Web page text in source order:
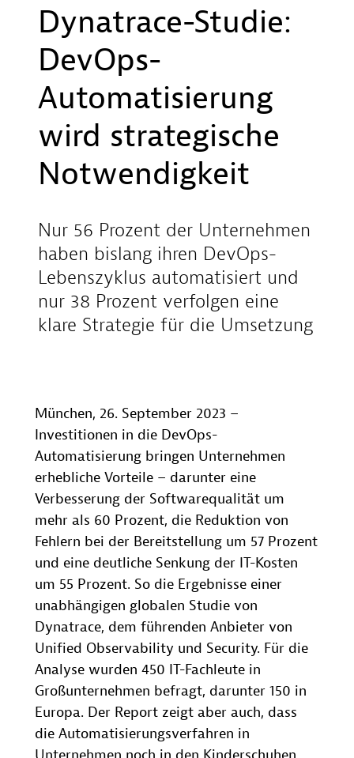
Dynatrace-Studie:
DevOps-
Automatisierung
wird strategische
Notwendigkeit
Nur 56 Prozent der Unternehmen
haben bislang ihren DevOps-
Lebenszyklus automatisiert und
nur 38 Prozent verfolgen eine
klare Strategie für die Umsetzung
München, 26. September 2023 –
Investitionen in die DevOps-
Automatisierung bringen Unternehmen
erhebliche Vorteile – darunter eine
Verbesserung der Softwarequalität um
mehr als 60 Prozent, die Reduktion von
Fehlern bei der Bereitstellung um 57 Prozent
und eine deutliche Senkung der IT-Kosten
um 55 Prozent. So die Ergebnisse einer
unabhängigen globalen Studie von
Dynatrace, dem führenden Anbieter von
Unified Observability und Security. Für die
Analyse wurden 450 IT-Fachleute in
Großunternehmen befragt, darunter 150 in
Europa. Der Report zeigt aber auch, dass
die Automatisierungsverfahren in